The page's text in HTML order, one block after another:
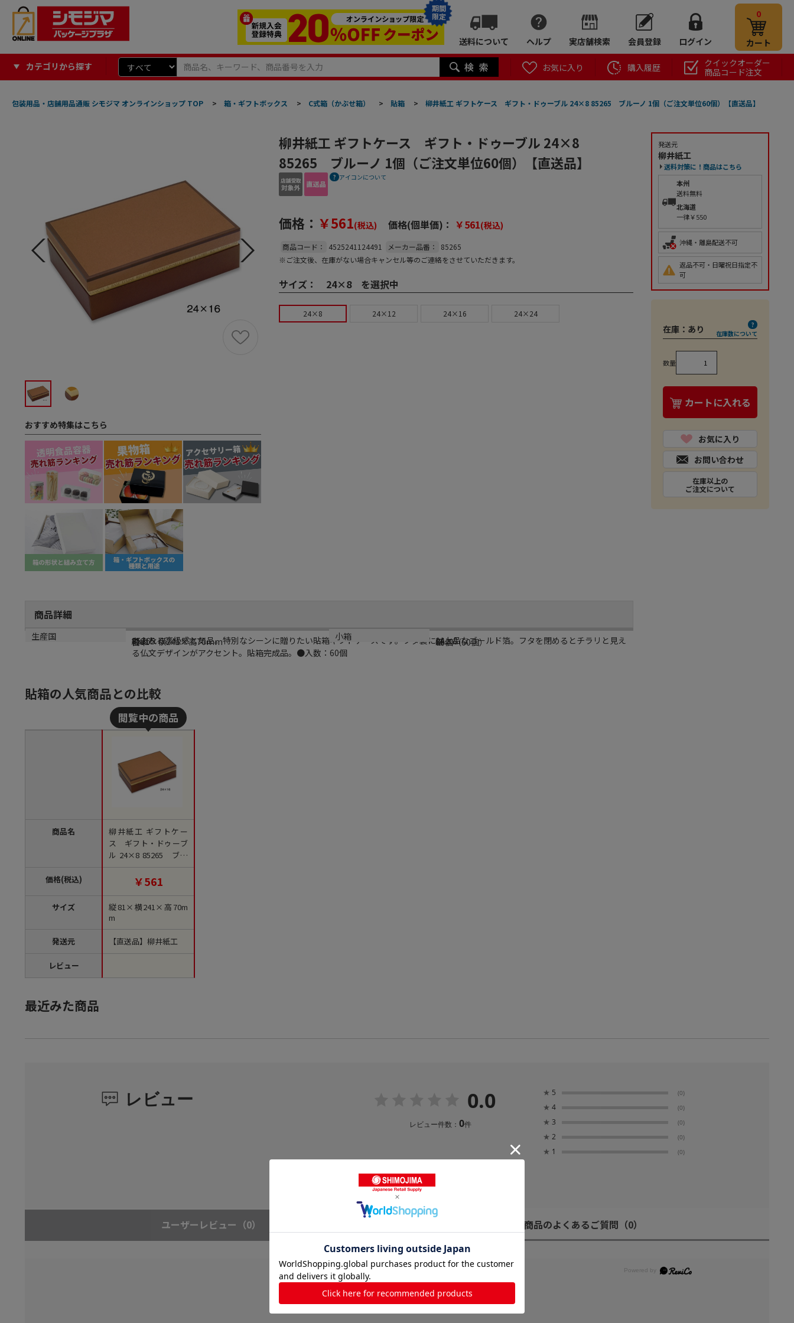
期間
限定
送料について ヘルプ 実店舗検索 会員登録 ログイン
0
カート
カテゴリから探す お気に入り 購入履歴
クイックオーダー
商品コード注文
包装用品・店舗用品通販 シモジマ オンラインショップ TOP > 箱・ギフトボックス > C式箱（かぶせ箱） > 貼箱 > 柳井紙工 ギフトケース ギフト・ドゥーブル 24×8 85265 ブルーノ 1個（ご注文単位60個）【直送品】
おすすめ特集はこちら
柳井紙工 ギフトケース ギフト・ドゥーブル 24×8
85265 ブルーノ 1個（ご注文単位60個）【直送品】
アイコンについて
価格： ￥561(税込) 価格(個単価)： ￥561(税込)
商品コード： 4525241124491 メーカー品番：
85265
※ご注文後、在庫がない場合キャンセル等のご連絡をさせていただきます。
サイズ： 24×8 を選択中
24×8 24×12 24×16 24×24
商品詳細
商品説明
あふれる高級感と気品。特別なシーンに贈りたい貼箱ギフトケースです。フタ裏には上品なゴールド箔。フタを閉めるとチラリと見え
る仏文デザインがアクセント。貼箱完成品。●入数：60個
メーカー品番
85265
規格
24×8
サイズ
縦81×横241×高70mm
材質
紙
生産国
日本
小箱
60個（60個）
発送元
柳井紙工
送料対策に！商品はこちら
本州
送料無料
北海道
一律￥550
沖縄・離島配送不可
返品不可・日曜祝日指定不
可
在庫： あり 在庫数について
数量
カートに入れる
お気に入り
お問い合わせ
在庫以上の
ご注文について
貼箱の人気商品との比較
商品名
価格(税込)
サイズ
発送元
レビュー
柳井紙工 ギフトケー
ス ギフト・ドゥーブ
ル 24×8 85265 ブル
ーノ 1個（ご注文単位6
0個）【直送品】
￥561
縦81×横241×高70m
m
【直送品】柳井紙工
最近みた商品
レビュー 0.0
レビュー件数： 0件
★ 5 (0)
★ 4 (0)
★ 3 (0)
★ 2 (0)
★ 1 (0)
ユーザーレビュー （0） 商品のよくあるご質問 （0）
レビューはありません。